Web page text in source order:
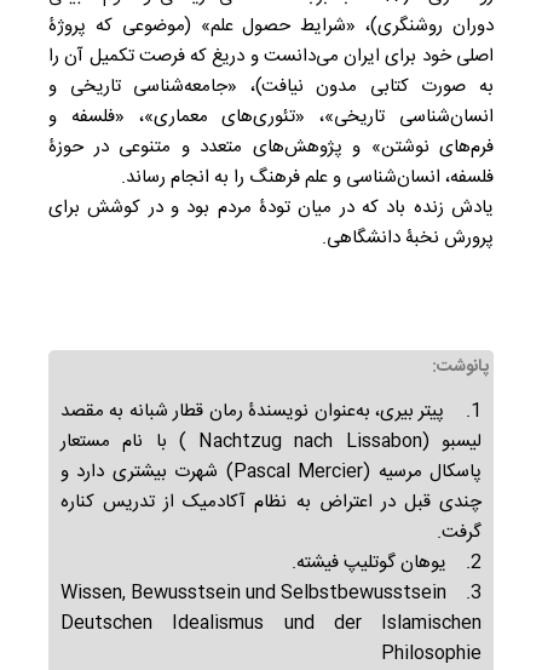
دوران روشنگری)، «شرایط حصول علم» (موضوعی که پروژۀ
اصلی خود برای ایران می‌دانست و دریغ که فرصت تکمیل آن را
به صورت کتابی مدون نیافت)، «جامعه‌شناسی تاریخی و
انسان‌شناسی تاریخی»، «تئوری‌های معماری»، «فلسفه و
فرم‌های نوشتن» و پژوهش‌های متعدد و متنوعی در حوزۀ
فلسفه، انسان‌شناسی و علم فرهنگ را به انجام رساند.
یادش زنده باد که در میان تودۀ مردم بود و در کوشش برای
پرورش نخبۀ دانشگاهی.
پانوشت:
1. پیتر بیری، به‌عنوان نویسندۀ رمان قطار شبانه به مقصد
لیسبو (Nachtzug nach Lissabon ) با نام مستعار
پاسکال مرسیه (Pascal Mercier) شهرت بیشتری دارد و
چندی قبل در اعتراض به نظام آکادمیک از تدریس کناره
گرفت.
2. یوهان گوتلیپ فیشته.
3. Wissen, Bewusstsein und Selbstbewusstsein
Deutschen Idealismus und der Islamischen
Philosophie